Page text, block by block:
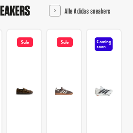
Alle Adidas sneakers
Sale Sale
Coming
soon